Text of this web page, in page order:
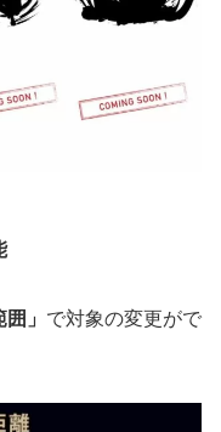
」 で対象の変更がで